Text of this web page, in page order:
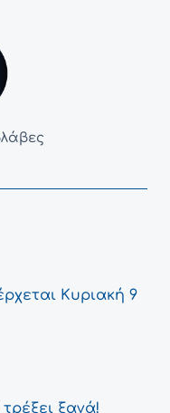
Κυριακή 9
ξανά!